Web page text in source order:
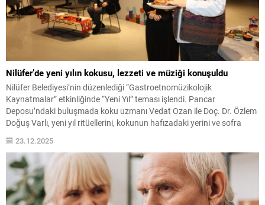
Nilüfer’de yeni yılın kokusu, lezzeti ve müziği konuşuldu
Nilüfer Belediyesi’nin düzenlediği “Gastroetnomüzikolojik
Kaynatmalar” etkinliğinde “Yeni Yıl” teması işlendi. Pancar
Deposu’ndaki buluşmada koku uzmanı Vedat Ozan ile Doç. Dr. Özlem
Doğuş Varlı, yeni yıl ritüellerini, kokunun hafızadaki yerini ve sofra
gastronomi meraklılarını buluşturmaya devam ediyor. Pancar
Deposu’nda düzenlenen “Gastroetnomüzikolojik Kaynatmalar”
serisinin...
23.12.2025